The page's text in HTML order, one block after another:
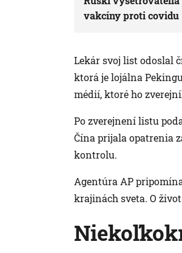
vakcíny proti covidu
Lekár svoj list odoslal
ktorá je lojálna
médií, ktoré ho
Po zverejnení listu
Čína prijala opatrenia
kontrolu.
Agentúra AP
krajinách sveta. O